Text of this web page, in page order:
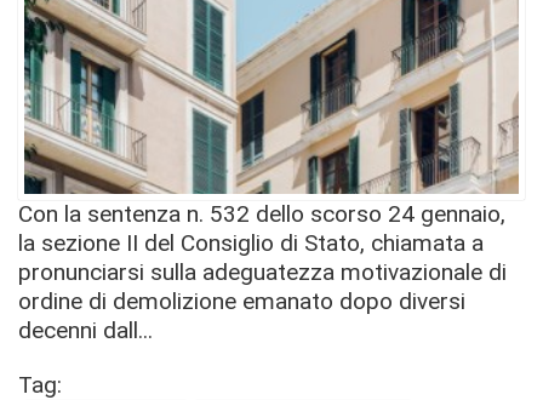
Con la sentenza n. 532 dello scorso 24 gennaio,
la sezione II del Consiglio di Stato, chiamata a
pronunciarsi sulla adeguatezza motivazionale di
ordine di demolizione emanato dopo diversi
decenni dall...
Tag: